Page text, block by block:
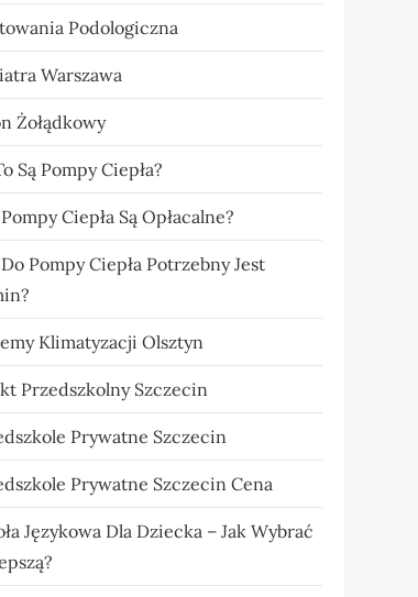
Podologiczna
Warszawa
Żołądkowy
Są Pompy Ciepła?
Ciepła Są Opłacalne?
Pompy Ciepła Potrzebny Jest
Klimatyzacji Olsztyn
Przedszkolny Szczecin
Prywatne Szczecin
Prywatne Szczecin Cena
Językowa Dla Dziecka – Jak Wybrać